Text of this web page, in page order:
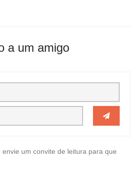
a um amigo
um convite de leitura para que